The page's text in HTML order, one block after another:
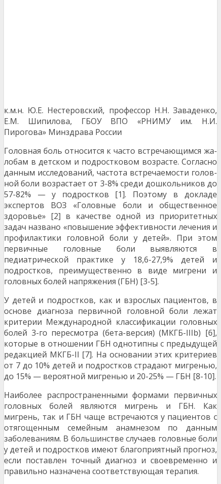
к.м.н. Ю.Е. Нестеровский, профессор Н.Н. Заваденко,
Е.М. Шипилова, ГБОУ ВПО «РНИМУ им. Н.И.
Пирогова» Минздрава России
Головная боль относится к часто встречающимся жа­
лобам в детском и подростковом возрасте. Согласно
данным исследований, частота встречаемости голов­
ной боли возрастает от 3-8% среди дошкольников до
57-82% — у подростков [1]. Поэтому в докладе
экспер­тов ВОЗ «Головные боли и общественное
здоровье» [2] в качестве одной из приоритетных
задач названо «повы­шение эффективности лечения и
профилактики голов­ной боли у детей». При этом
первичные головные боли выявляются в
педиатрической практике у 18,6-27,9% детей и
подростков, преимущественно в виде мигрени и
головных болей напряжения (ГБН) [3-5].
У детей и подростков, как и взрослых пациентов, в
основе диагноза первичной головной боли лежат
крите­рии Международной классификации головных
болей 3-го пересмотра (бета-версия) (МКГБ-IIIb) [6],
которые в отношении ГБН однотипны с предыдущей
редакцией МКГБ-II [7]. На основании этих критериев
от 7 до 10% детей и подростков страдают мигренью,
до 15% — вероятной мигренью и 20-25% — ГБН [8-10].
Наиболее распространенными формами первичных
головных болей являются мигрень и ГБН. Как
мигрень, так и ГБН чаще встречаются у пациентов с
отягощенным семейным анамнезом по данным
заболеваниям. В боль­шинстве случаев головные боли
у детей и подростков имеют благоприятный прогноз,
если поставлен точный диагноз и своевременно и
правильно назначена соот­ветствующая терапия.